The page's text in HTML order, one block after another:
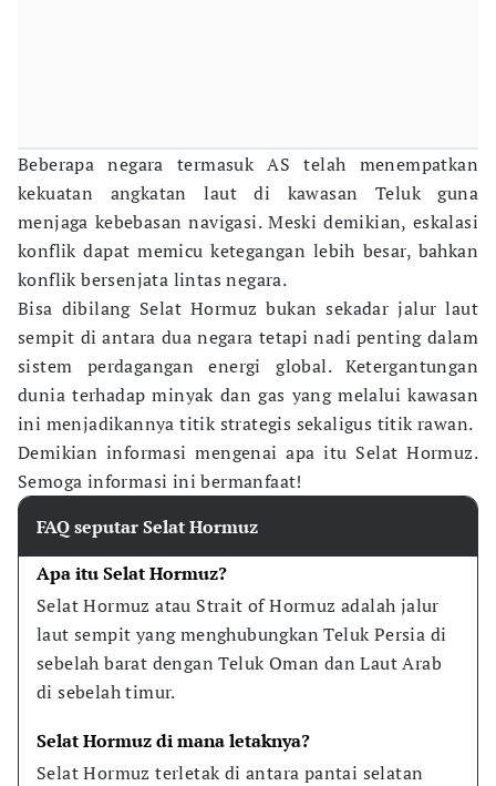
Beberapa negara termasuk AS telah menempatkan
kekuatan angkatan laut di kawasan Teluk guna
menjaga kebebasan navigasi. Meski demikian, eskalasi
konflik dapat memicu ketegangan lebih besar, bahkan
konflik bersenjata lintas negara.
Bisa dibilang Selat Hormuz bukan sekadar jalur laut
sempit di antara dua negara tetapi nadi penting dalam
sistem perdagangan energi global. Ketergantungan
dunia terhadap minyak dan gas yang melalui kawasan
ini menjadikannya titik strategis sekaligus titik rawan.
Demikian informasi mengenai apa itu Selat Hormuz.
Semoga informasi ini bermanfaat!
FAQ seputar Selat Hormuz
Apa itu Selat Hormuz?
Selat Hormuz atau Strait of Hormuz adalah jalur
laut sempit yang menghubungkan Teluk Persia di
sebelah barat dengan Teluk Oman dan Laut Arab
di sebelah timur.
Selat Hormuz di mana letaknya?
Selat Hormuz terletak di antara pantai selatan